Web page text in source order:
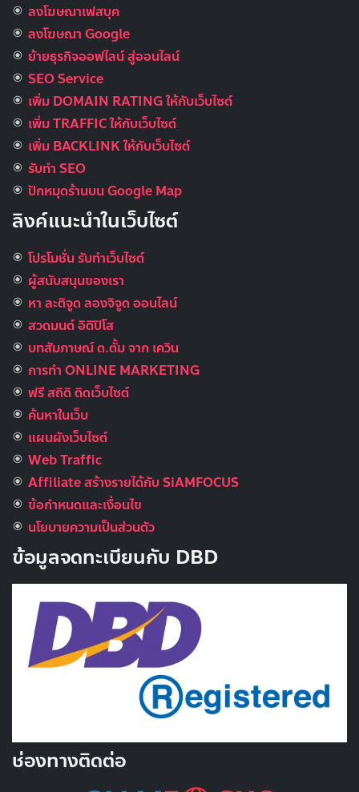
ลงโฆษณาเฟสบุค
ลงโฆษณา Google
ย้ายธุรกิจออฟไลน์ สู่ออนไลน์
SEO Service
เพิ่ม DOMAIN RATING ให้กับเว็บไซต์
เพิ่ม TRAFFIC ให้กับเว็บไซต์
เพิ่ม BACKLINK ให้กับเว็บไซต์
รับทำ SEO
ปักหมุดร้านบน Google Map
ลิงค์แนะนำในเว็บไซต์
โปรโมชั่น รับทำเว็บไซต์
ผู้สนับสนุนของเรา
หา ละติจูด ลองจิจูด ออนไลน์
สวดมนต์ อิติปิโส
บทสัมภาษณ์ ต.ตั้ม จาก เควิน
การทำ ONLINE MARKETING
ฟรี สถิติ ติดเว็บไซต์
ค้นหาในเว็บ
แผนผังเว็บไซต์
Web Traffic
Affiliate สร้างรายได้กับ SiAMFOCUS
ข้อกำหนดและเงื่อนไข
นโยบายความเป็นส่วนตัว
ข้อมูลจดทะเบียนกับ DBD
ช่องทางติดต่อ